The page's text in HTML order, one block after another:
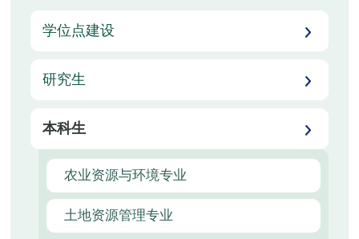
学位点建设
研究生
本科生
农业资源与环境专业
土地资源管理专业